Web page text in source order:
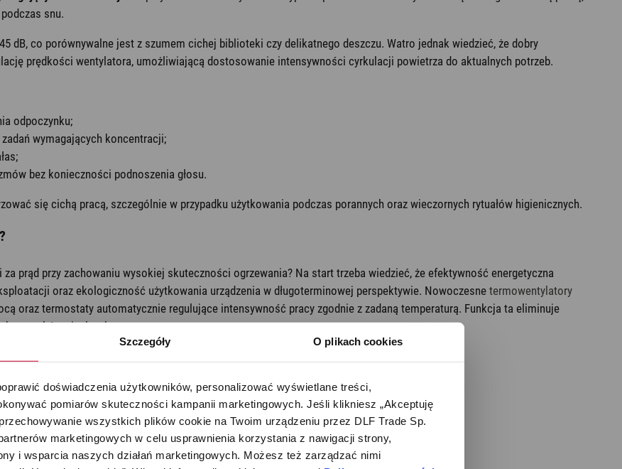
Szczegóły O plikach cookies
doświadczenia użytkowników, personalizować wyświetlane treści,
pomiarów skuteczności kampanii marketingowych. Jeśli klikniesz „Akceptuję
wszystkich plików cookie na Twoim urządzeniu przez DLF Trade Sp.
marketingowych w celu usprawnienia korzystania z nawigacji strony,
i wsparcia naszych działań marketingowych. Możesz też zarządzać nimi
snu.
dB, co porównywalne jest z szumem cichej biblioteki czy delikatnego deszczu. Watro jednak wiedzieć, że dobry
prędkości wentylatora, umożliwiającą dostosowanie intensywności cyrkulacji powietrza do aktualnych potrzeb.
odpoczynku;
wymagających koncentracji;
bez konieczności podnoszenia głosu.
się cichą pracą, szczególnie w przypadku użytkowania podczas porannych oraz wieczornych rytuałów higienicznych.
prąd przy zachowaniu wysokiej skuteczności ogrzewania? Na start trzeba wiedzieć, że efektywność energetyczna
oraz ekologiczność użytkowania urządzenia w długoterminowej perspektywie. Nowoczesnetermowentylatory
oraz termostaty automatycznie regulujące intensywność pracy zgodnie z zadaną temperaturą. Funkcja ta eliminuje
warunków cieplnych.
do potrzeb;
czasie;
zwiększeniu mocy.